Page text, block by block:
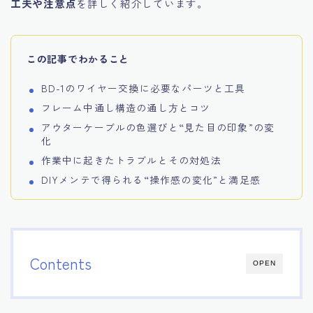
工夫や注意点を詳しく紹介しています。
この記事でわかること
BD-1のワイヤー交換に必要なパーツと工具
フレーム中通し構造の通し方とコツ
アウターケーブルの色選びと“見た目の印象”の変
化
作業中に起きたトラブルとその対処法
DIYメンテで得られる“操作感の変化”と満足感
OPEN
Contents